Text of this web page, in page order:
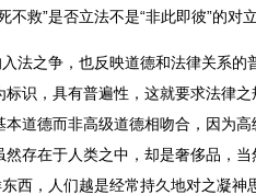
不救”是否立法不是“非此即彼”的对立
法之争，也反映道德和法律关系的
标识，具有普遍性，这就要求法律
道德而非高级道德相吻合，因为
存在于人类之中，却是奢侈品，
东西，人们越是经常持久地对之凝